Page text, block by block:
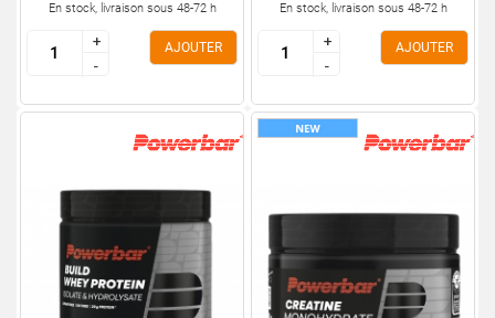
En stock, livraison sous 48-72 h
+
-
+
-
AJOUTER
En stock, livraison sous 48-72 h
+
-
+
-
AJOUTER